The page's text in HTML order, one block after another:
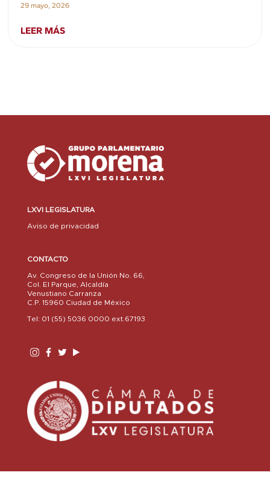
29 mayo, 2026
LEER MÁS
LXVI LEGISLATURA
Aviso de privacidad
CONTACTO
Av. Congreso de la Unión No. 66,
Col. El Parque, Alcaldía
Venustiano Carranza
C.P. 15960 Ciudad de México
Tel: 01 (55) 5036 0000 ext.67193